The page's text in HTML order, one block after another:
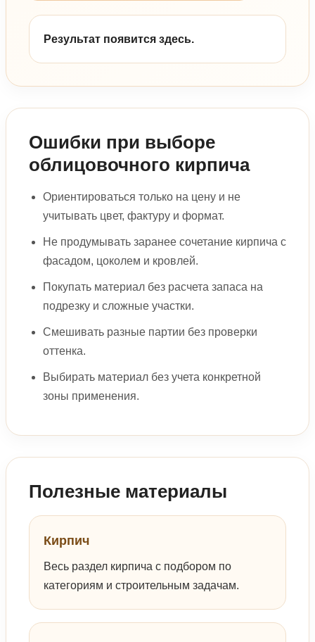
Результат появится здесь.
Ошибки при выборе
облицовочного кирпича
Ориентироваться только на цену и не
учитывать цвет, фактуру и формат.
Не продумывать заранее сочетание кирпича с
фасадом, цоколем и кровлей.
Покупать материал без расчета запаса на
подрезку и сложные участки.
Смешивать разные партии без проверки
оттенка.
Выбирать материал без учета конкретной
зоны применения.
Полезные материалы
Кирпич
Весь раздел кирпича с подбором по
категориям и строительным задачам.